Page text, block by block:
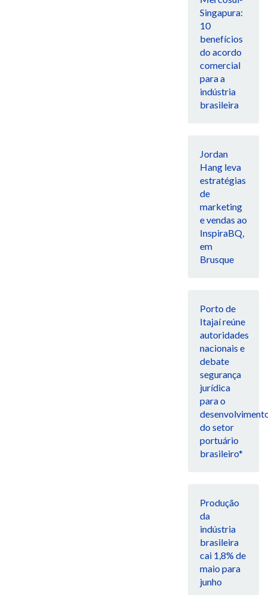
Singapura:
10
benefícios
do acordo
comercial
para a
indústria
brasileira
Jordan
Hang leva
estratégias
de
marketing
e vendas ao
InspiraBQ,
em
Brusque
Porto de
Itajaí reúne
autoridades
nacionais e
debate
segurança
jurídica
para o
do setor
portuário
brasileiro*
Produção
da
indústria
brasileira
cai 1,8% de
maio para
junho